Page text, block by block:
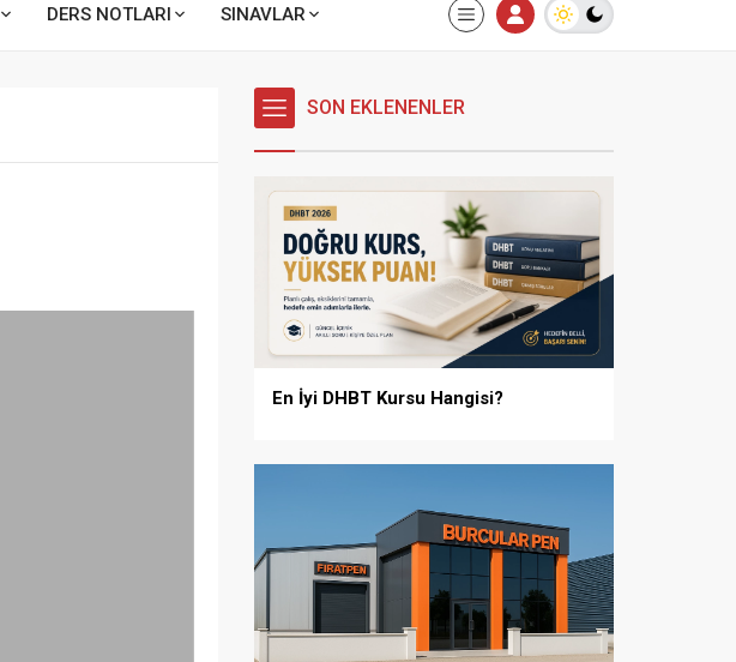
DERS NOTLARI SINAVLAR
SON EKLENENLER
En İyi DHBT Kursu Hangisi?